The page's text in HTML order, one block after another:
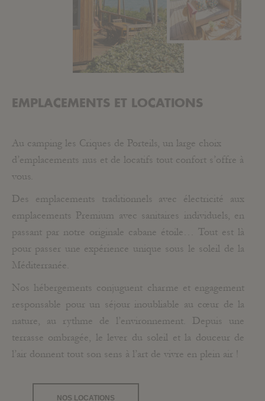
EMPLACEMENTS ET LOCATIONS
Au camping les Criques de Porteils, un large choix
d’emplacements nus et de locatifs tout confort s’offre à
vous.
Des emplacements traditionnels avec électricité aux
emplacements Premium avec sanitaires individuels, en
passant par notre originale cabane étoile… Tout est là
pour passer une expérience unique sous le soleil de la
Méditerranée.
Nos hébergements conjuguent charme et engagement
responsable pour un séjour inoubliable au cœur de la
nature, au rythme de l’environnement. Depuis une
terrasse ombragée, le lever du soleil et la douceur de
l’air donnent tout son sens à l’art de vivre en plein air !
NOS LOCATIONS